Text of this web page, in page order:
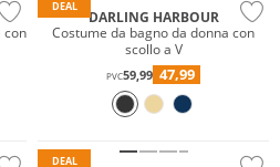
con
DEAL
DARLING HARBOUR
Costume da bagno da donna con
scollo a V
PVC59,99 47,99
DEAL
Prezzo & Valore